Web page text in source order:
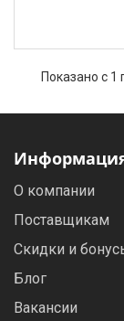
Показано с 1
О компании
Поставщикам
Скидки и
Блог
Вакансии